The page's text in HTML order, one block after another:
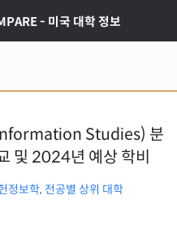
- 미국 대학 정보
Studies) 분
및 2024년 예상 학비
정보학, 전공별 상위 대학